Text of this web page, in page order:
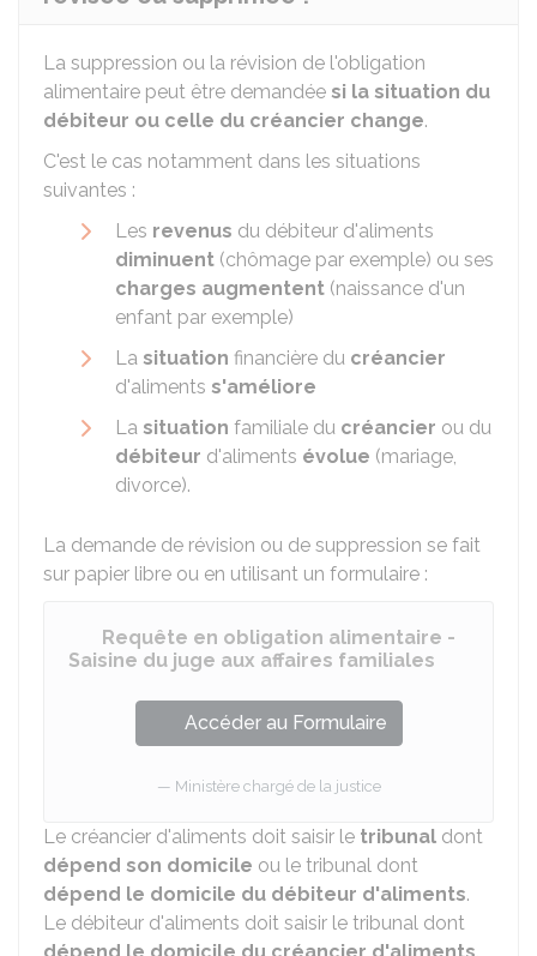
La suppression ou la révision de l'obligation
alimentaire peut être demandée si la situation du
débiteur ou celle du créancier change.
C'est le cas notamment dans les situations
suivantes :
Les revenus du débiteur d'aliments
diminuent (chômage par exemple) ou ses
charges augmentent (naissance d'un
enfant par exemple)
La situation financière du créancier
d'aliments s'améliore
La situation familiale du créancier ou du
débiteur d'aliments évolue (mariage,
divorce).
La demande de révision ou de suppression se fait
sur papier libre ou en utilisant un formulaire :
Requête en obligation alimentaire -
Saisine du juge aux affaires familiales
Accéder au Formulaire
Ministère chargé de la justice
Le créancier d'aliments doit saisir le tribunal dont
dépend son domicile ou le tribunal dont
dépend le domicile du débiteur d'aliments.
Le débiteur d'aliments doit saisir le tribunal dont